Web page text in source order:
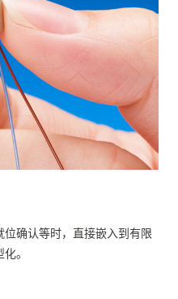
确认等时，直接嵌入到有限
。